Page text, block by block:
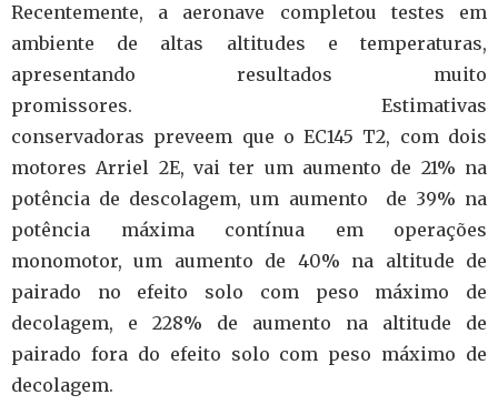
Recentemente, a aeronave completou testes em
ambiente de altas altitudes e temperaturas,
apresentando resultados muito
promissores. Estimativas
conservadoras preveem que o EC145 T2, com dois
motores Arriel 2E, vai ter um aumento de 21% na
potência de descolagem, um aumento de 39% na
potência máxima contínua em operações
monomotor, um aumento de 40% na altitude de
pairado no efeito solo com peso máximo de
decolagem, e 228% de aumento na altitude de
pairado fora do efeito solo com peso máximo de
decolagem.